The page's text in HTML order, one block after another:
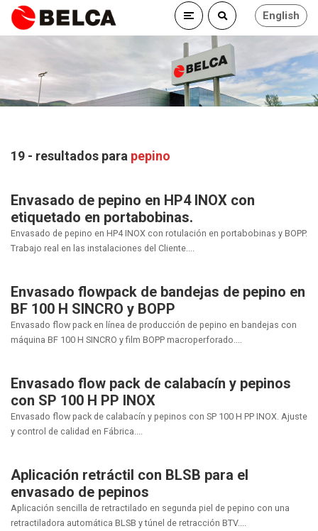
English
19 - resultados para pepino
Envasado de pepino en HP4 INOX con
etiquetado en portabobinas.
Envasado de pepino en HP4 INOX con rotulación en portabobinas y BOPP.
Trabajo real en las instalaciones del Cliente....
Envasado flowpack de bandejas de pepino en
BF 100 H SINCRO y BOPP
Envasado flow pack en línea de producción de pepino en bandejas con
máquina BF 100 H SINCRO y film BOPP macroperforado....
Envasado flow pack de calabacín y pepinos
con SP 100 H PP INOX
Envasado flow pack de calabacín y pepinos con SP 100 H PP INOX. Ajuste
y control de calidad en Fábrica....
Aplicación retráctil con BLSB para el
envasado de pepinos
Aplicación sencilla de retractilado en segunda piel de pepino con una
retractiladora automática BLSB y túnel de retracción BTV....